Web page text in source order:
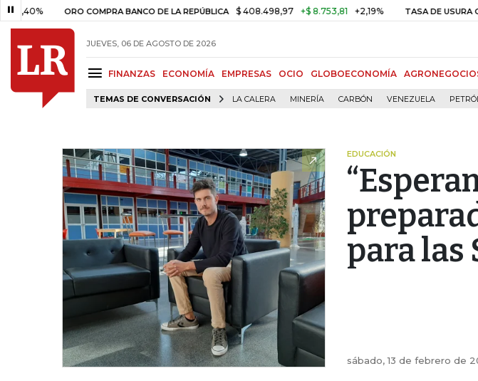
ORO COMPRA BANCO DE LA REPÚBLICA $ 408.498,97 +$ 8.753,81 +2,19% TASA DE USURA
JUEVES, 06 DE AGOSTO DE 2026
FINANZAS ECONOMÍA EMPRESAS OCIO GLOBOECONOMÍA
TEMAS DE CONVERSACIÓN LA CALERA MINERÍA CARBÓN VENEZUELA
EDUCACIÓN
para las
sábado, 13 de febrero de